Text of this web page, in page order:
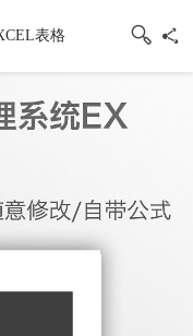
表格